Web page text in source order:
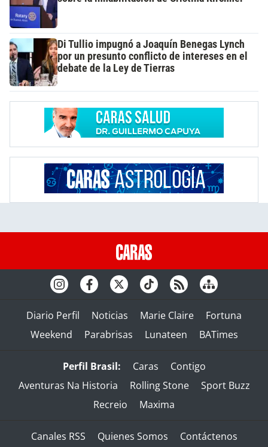
Di Tullio impugnó a Joaquín Benegas Lynch
por un presunto conflicto de intereses en el
debate de la Ley de Tierras
Diario Perfil Noticias Marie Claire
Fortuna
Weekend
Parabrisas Lunateen BATimes
Perfil Brasil: Caras
Contigo
Aventuras Na Historia
Rolling Stone
Sport Buzz
Recreio
Maxima
Canales RSS Quienes Somos Contáctenos